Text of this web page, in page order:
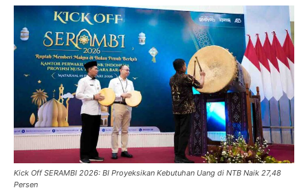
Kick Off SERAMBI 2026: BI Proyeksikan Kebutuhan Uang di NTB Naik 27,48
Persen